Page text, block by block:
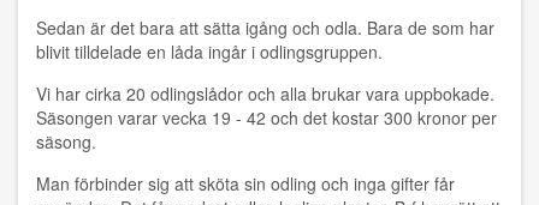
Sedan är det bara att sätta igång och odla. Bara de som har
blivit tilldelade en låda ingår i odlingsgruppen.
Vi har cirka 20 odlingslådor och alla brukar vara uppbokade.
Säsongen varar vecka 19 - 42 och det kostar 300 kronor per
säsong.
Man förbinder sig att sköta sin odling och inga gifter får